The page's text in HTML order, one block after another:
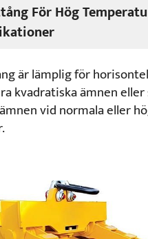
För Hög
är lämplig för
kvadratiska ämnen eller
vid normala eller